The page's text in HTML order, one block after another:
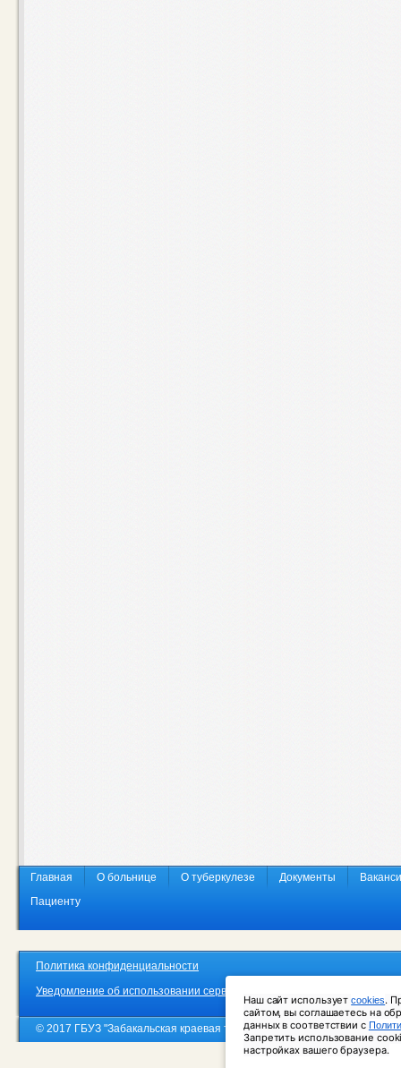
Главная О больнице О туберкулезе Документы
Пациенту
Политика конфиденциальности
Уведомление об использовании сервиса веб-аналитики «Яндекс.
© 2017 ГБУЗ "Забакальская краевая туберкулезная больница"
Наш сайт использует cookies.
сайтом, вы соглашаетесь на
данных в соответствии с
Запретить использование
настройках вашего браузера.